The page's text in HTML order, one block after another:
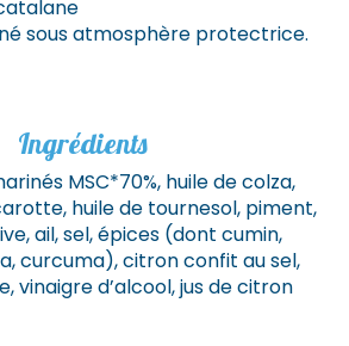
sous atmosphère protectrice.
Ingrédients
MSC*70%, huile de colza,
huile de tournesol, piment,
ail, sel, épices (dont cumin,
curcuma), citron confit au sel,
vinaigre d’alcool, jus de citron